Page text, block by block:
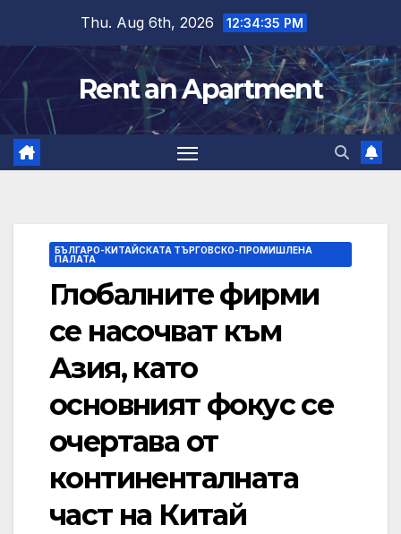
content
Thu. Aug 6th, 2026 12:34:36 PM
Rent an Apartment
БЪЛГАРО-КИТАЙСКАТА ТЪРГОВСКО-ПРОМИШЛЕНА
ПАЛАТА
Глобалните фирми
се насочват към
Азия, като
основният фокус се
очертава от
континенталната
част на Китай